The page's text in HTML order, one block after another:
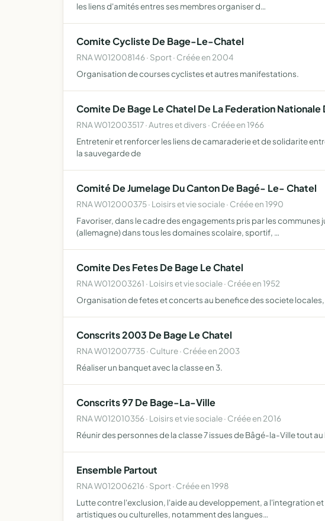
les liens d'amités entres ses membres organiser d…
Comite Cycliste De Bage-Le-Chatel
RNA W012008146 · Sport · Créée en 2004
Organisation de courses cyclistes et autres manifestations.
Comite De Bage Le Chatel De La Federation
RNA W012003517 · Autres et divers · Créée en 1966
Entretenir et renforcer les liens de camaraderie et de solidarite
la sauvegarde de
Comité De Jumelage Du Canton De Bagé- Le- Chatel
RNA W012000375 · Loisirs et vie sociale · Créée en 1990
Favoriser, dans le cadre des engagements pris par les
(allemagne) dans tous les domaines scolaire, sportif, …
Comite Des Fetes De Bage Le Chatel
RNA W012003261 · Loisirs et vie sociale · Créée en 1952
Organisation de fetes et concerts au benefice des societe
Conscrits 2003 De Bage Le Chatel
RNA W012007735 · Culture · Créée en 2003
Réaliser un banquet avec la classe en 3.
Conscrits 97 De Bage-La-Ville
RNA W012010356 · Loisirs et vie sociale · Créée en 2016
Réunir des personnes de la classe 7 issues de Bâgé-la-Ville tout
Ensemble Partout
RNA W012006216 · Sport · Créée en 1998
Lutte contre l'exclusion, l'aide au developpement, a l'integration
artistiques ou culturelles, notamment des langues…